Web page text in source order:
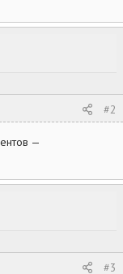
#2
—
#3